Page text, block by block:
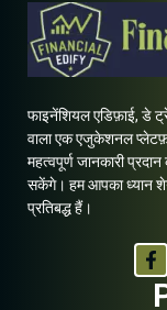
फाइनेंशियल एडिफ़ाई, डे
वाला एक एजुकेशनल
महत्वपूर्ण जानकारी
सकेंगे। हम आपका ध्यान
प्रतिबद्ध हैं।